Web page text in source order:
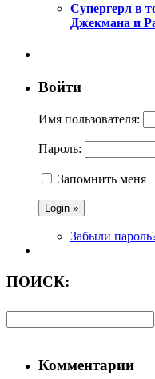
Супергерл в
Джекмана и
Войти
Имя пользователя:
Пароль:
Запомнить меня
Забыли
ПОИСК:
Комментарии